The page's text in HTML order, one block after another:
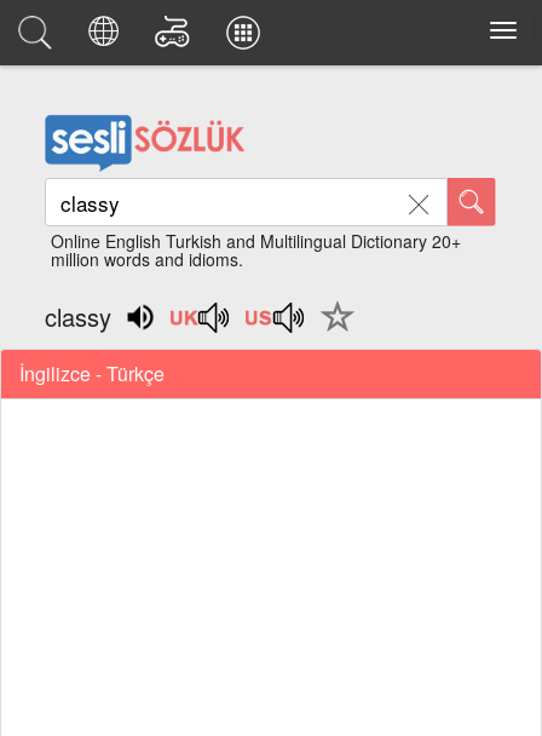
Online English Turkish and Multilingual Dictionary 20+
million words and idioms.
classy
İngilizce - Türkçe